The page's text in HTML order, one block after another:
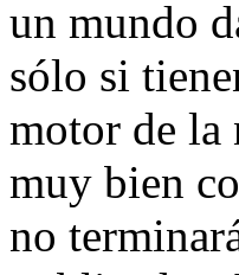
un mundo
sólo si
motor de la
muy bien
no